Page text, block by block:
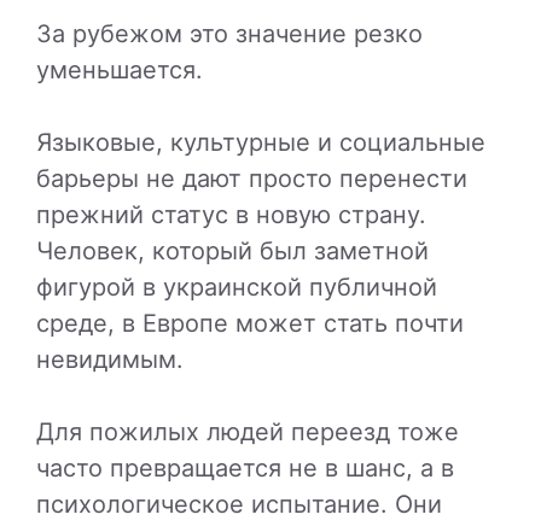
За рубежом это значение резко
уменьшается.
Языковые, культурные и социальные
барьеры не дают просто перенести
прежний статус в новую страну.
Человек, который был заметной
фигурой в украинской публичной
среде, в Европе может стать почти
невидимым.
Для пожилых людей переезд тоже
часто превращается не в шанс, а в
психологическое испытание. Они